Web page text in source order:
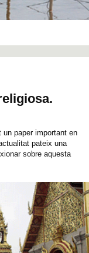
paper important en
pateix una
sobre aquesta